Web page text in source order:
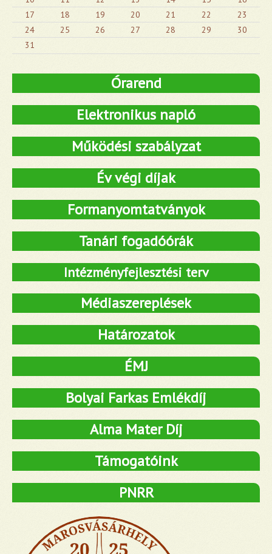
17
18 19 20 21 22
23
24
25 26 27 28 29
30
31
Órarend
Elektronikus napló
Működési szabályzat
Év végi díjak
Formanyomtatványok
Tanári fogadóórák
Intézményfejlesztési terv
Médiaszereplések
Határozatok
ÉMJ
Bolyai Farkas Emlékdíj
Alma Mater Díj
Támogatóink
PNRR